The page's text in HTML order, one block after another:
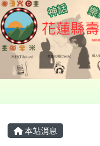
本站消息